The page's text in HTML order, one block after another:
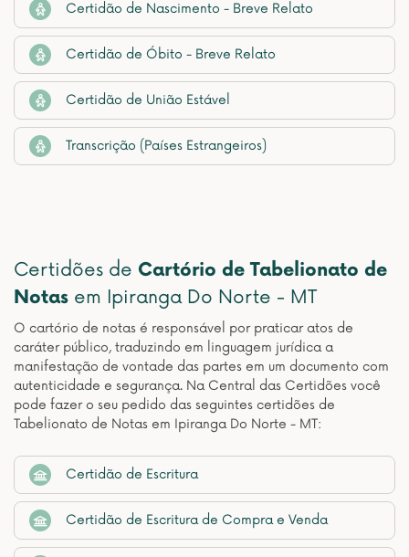
Certidão de Nascimento - Breve Relato
Certidão de Óbito - Breve Relato
Certidão de União Estável
Transcrição (Países Estrangeiros)
Certidões de Cartório de Tabelionato de
Notas em Ipiranga Do Norte - MT
O cartório de notas é responsável por praticar atos de
caráter público, traduzindo em linguagem jurídica a
manifestação de vontade das partes em um documento com
autenticidade e segurança. Na Central das Certidões você
pode fazer o seu pedido das seguintes certidões de
Tabelionato de Notas em Ipiranga Do Norte - MT:
Certidão de Escritura
Certidão de Escritura de Compra e Venda